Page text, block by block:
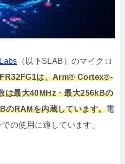
（以下SLAB）のマイクロ
は、Arm® Cortex®-
は最大40MHz・最大256kBの
のRAMを内蔵しています。電
の使用に適しています。